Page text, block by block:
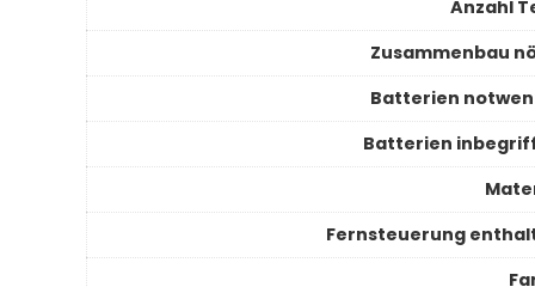
Anzahl
Zusammenbau
Batterien
Batterien
Fernsteuerung